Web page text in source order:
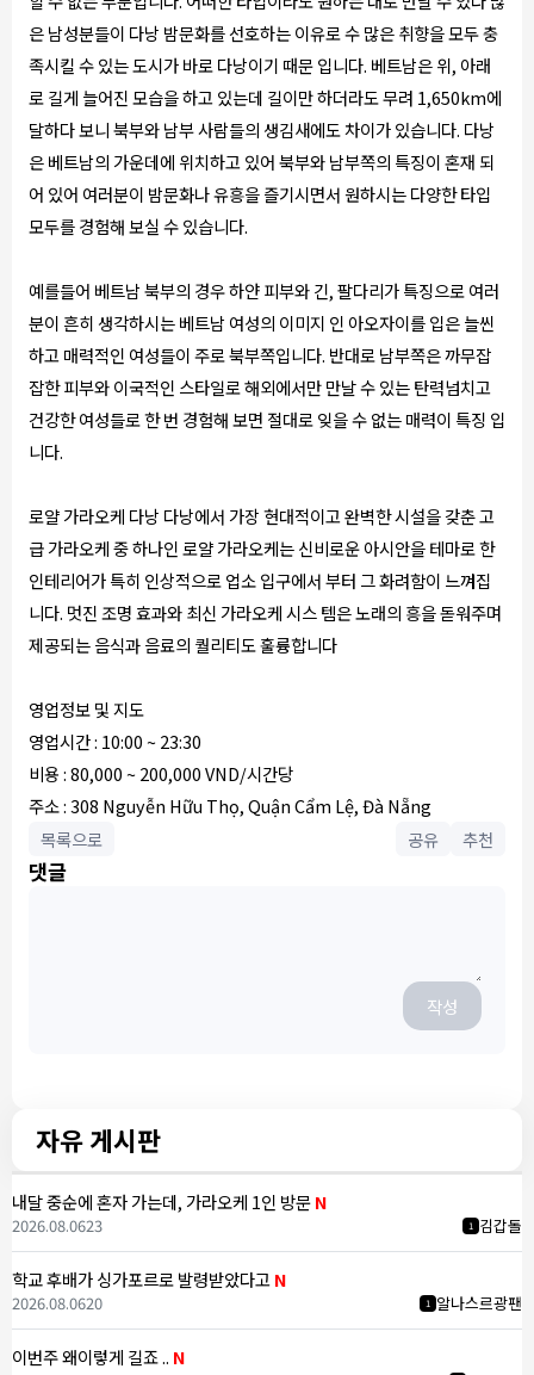
은 남성분들이 다낭 밤문화를 선호하는 이유로 수 많은 취향을 모두 충
족시킬 수 있는 도시가 바로 다낭이기 때문 입니다. 베트남은 위, 아래
로 길게 늘어진 모습을 하고 있는데 길이만 하더라도 무려 1,650km에
달하다 보니 북부와 남부 사람들의 생김새에도 차이가 있습니다. 다낭
은 베트남의 가운데에 위치하고 있어 북부와 남부쪽의 특징이 혼재 되
어 있어 여러분이 밤문화나 유흥을 즐기시면서 원하시는 다양한 타입
모두를 경험해 보실 수 있습니다.
예를들어 베트남 북부의 경우 하얀 피부와 긴, 팔다리가 특징으로 여러
분이 흔히 생각하시는 베트남 여성의 이미지 인 아오자이를 입은 늘씬
하고 매력적인 여성들이 주로 북부쪽입니다. 반대로 남부쪽은 까무잡
잡한 피부와 이국적인 스타일로 해외에서만 만날 수 있는 탄력넘치고
건강한 여성들로 한 번 경험해 보면 절대로 잊을 수 없는 매력이 특징 입
니다.
로얄 가라오케 다낭 다낭에서 가장 현대적이고 완벽한 시설을 갖춘 고
급 가라오케 중 하나인 로얄 가라오케는 신비로운 아시안을 테마로 한
인테리어가 특히 인상적으로 업소 입구에서 부터 그 화려함이 느껴집
니다. 멋진 조명 효과와 최신 가라오케 시스 템은 노래의 흥을 돋워주며
제공되는 음식과 음료의 퀄리티도 훌륭합니다
영업정보 및 지도
영업시간 : 10:00 ~ 23:30
비용 : 80,000 ~ 200,000 VND/시간당
주소 : 308 Nguyễn Hữu Thọ, Quận Cẩm Lệ, Đà Nẵng
목록으로
공유 추천
댓글
작성
자유 게시판
내달 중순에 혼자 가는데, 가라오케 1인 방문N
1 김갑돌
2026.08.0623
학교 후배가 싱가포르로 발령받았다고N
1 알나스르광팬
2026.08.0620
이번주 왜이렇게 길죠 .. N